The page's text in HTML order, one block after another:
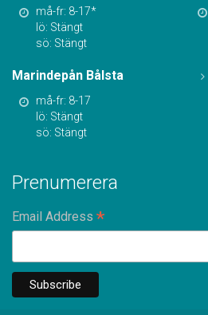
må-fr: 8-17*
lö: Stängt
sö: Stängt
Marindepån Bålsta
må-fr: 8-17
lö: Stängt
sö: Stängt
Prenumerera
Email Address *